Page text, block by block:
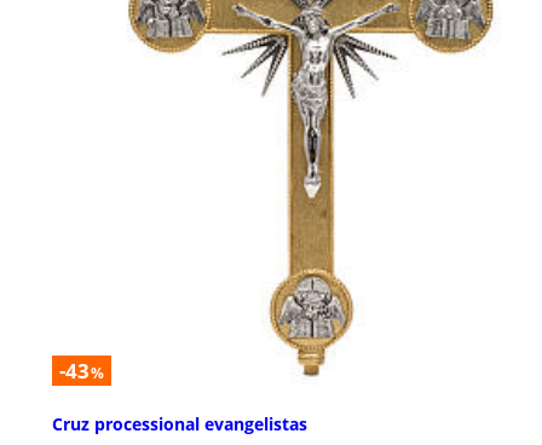
-43%
Cruz processional evangelistas